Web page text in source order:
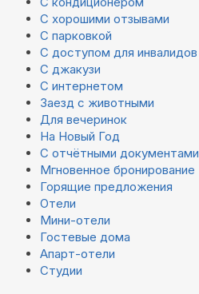
С хорошими отзывами
С парковкой
С доступом для инвалидов
С джакузи
С интернетом
Заезд с животными
Для вечеринок
На Новый Год
С отчётными документами
Мгновенное бронирование
Горящие предложения
Отели
Мини-отели
Гостевые дома
Апарт-отели
Студии